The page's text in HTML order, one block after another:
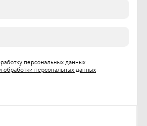
персональных данных
обработки персональных данных